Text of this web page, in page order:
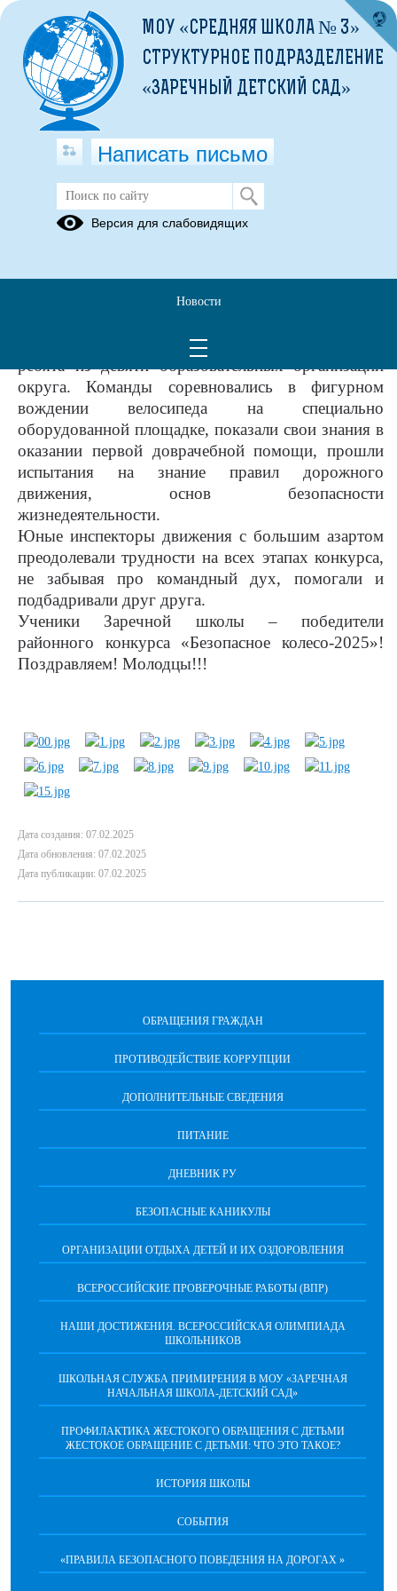
Безопасное колесо -2025
6 февраля прошел муниципальный этап
областного конкурса юных инспекторов
В ежегодном соревновании приняли участие
ребята из девяти образовательных организаций
округа. Команды соревновались в фигурном
вождении велосипеда на специально
оборудованной площадке, показали свои знания в
оказании первой доврачебной помощи, прошли
испытания на знание правил дорожного
движения, основ безопасности
жизнедеятельности.
Юные инспекторы движения с большим азартом
преодолевали трудности на всех этапах конкурса,
не забывая про командный дух, помогали и
подбадривали друг друга.
Ученики Заречной школы – победители
районного конкурса «Безопасное колесо-2025»!
Поздравляем! Молодцы!!!
Дата создания: 07.02.2025
Дата обновления: 07.02.2025
Дата публикации: 07.02.2025
ОБРАЩЕНИЯ ГРАЖДАН
ПРОТИВОДЕЙСТВИЕ КОРРУПЦИИ
ДОПОЛНИТЕЛЬНЫЕ СВЕДЕНИЯ
ПИТАНИЕ
ДНЕВНИК РУ
БЕЗОПАСНЫЕ КАНИКУЛЫ
ОРГАНИЗАЦИИ ОТДЫХА ДЕТЕЙ И ИХ ОЗДОРОВЛЕНИЯ
ВСЕРОССИЙСКИЕ ПРОВЕРОЧНЫЕ РАБОТЫ (ВПР)
НАШИ ДОСТИЖЕНИЯ. ВСЕРОССИЙСКАЯ ОЛИМПИАДА
ШКОЛЬНИКОВ
ШКОЛЬНАЯ СЛУЖБА ПРИМИРЕНИЯ В МОУ «ЗАРЕЧНАЯ
НАЧАЛЬНАЯ ШКОЛА-ДЕТСКИЙ САД»
ПРОФИЛАКТИКА ЖЕСТОКОГО ОБРАЩЕНИЯ С ДЕТЬМИ
ЖЕСТОКОЕ ОБРАЩЕНИЕ С ДЕТЬМИ: ЧТО ЭТО ТАКОЕ?
ИСТОРИЯ ШКОЛЫ
СОБЫТИЯ
«ПРАВИЛА БЕЗОПАСНОГО ПОВЕДЕНИЯ НА ДОРОГАХ »
МОУ «СРЕДНЯЯ ШКОЛА № 3»
СТРУКТУРНОЕ ПОДРАЗДЕЛЕНИЕ
«ЗАРЕЧНЫЙ ДЕТСКИЙ САД»
Написать письмо
Версия для слабовидящих
Новости